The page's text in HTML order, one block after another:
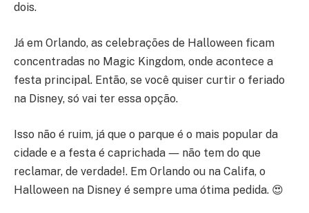
dois.
Já em Orlando, as celebrações de Halloween ficam
concentradas no Magic Kingdom, onde acontece a
festa principal. Então, se você quiser curtir o feriado
na Disney, só vai ter essa opção.
Isso não é ruim, já que o parque é o mais popular da
cidade e a festa é caprichada ― não tem do que
reclamar, de verdade!. Em Orlando ou na Califa, o
Halloween na Disney é sempre uma ótima pedida. 😍